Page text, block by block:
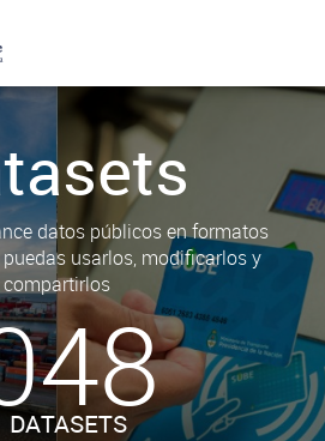
datos públicos en formatos
usarlos, modificarlos y
compartirlos
DATASETS